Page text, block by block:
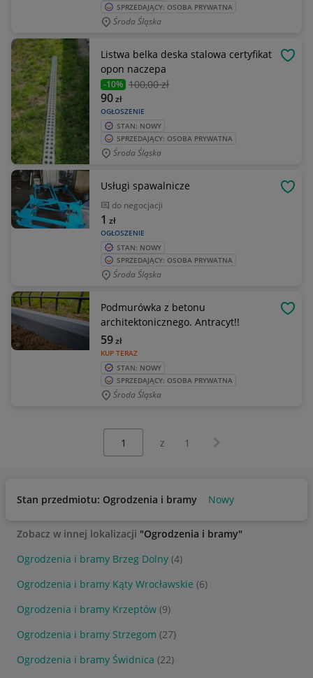
SPRZEDAJĄCY: OSOBA PRYWATNA
Środa Śląska
Listwa belka deska stalowa certyfikat
opon naczepa
-10% 100,00 zł
OGŁOSZENIE
90zł
STAN: NOWY
SPRZEDAJĄCY: OSOBA PRYWATNA
Środa Śląska
Usługi spawalnicze
do negocjacji
OGŁOSZENIE
1 zł
STAN: NOWY
SPRZEDAJĄCY: OSOBA PRYWATNA
Środa Śląska
Podmurówka z betonu
architektonicznego. Antracyt!!
KUP TERAZ
59zł
STAN: NOWY
SPRZEDAJĄCY: OSOBA PRYWATNA
Środa Śląska
z 1 Następna strona
Stan przedmiotu: Ogrodzenia i bramy Nowy
Zobacz w innej lokalizacji "Ogrodzenia i bramy"
Ogrodzenia i bramy Brzeg Dolny (4)
Ogrodzenia i bramy Kąty Wrocławskie (6)
Ogrodzenia i bramy Krzeptów (9)
Ogrodzenia i bramy Strzegom (27)
Ogrodzenia i bramy Świdnica (22)